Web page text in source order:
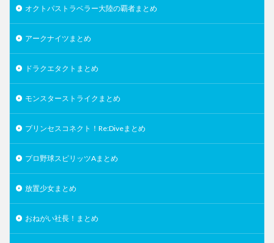
オクトパストラベラー大陸の覇者まとめ
アークナイツまとめ
ドラクエタクトまとめ
モンスターストライクまとめ
プリンセスコネクト！Re:Diveまとめ
プロ野球スピリッツAまとめ
放置少女まとめ
おねがい社長！まとめ